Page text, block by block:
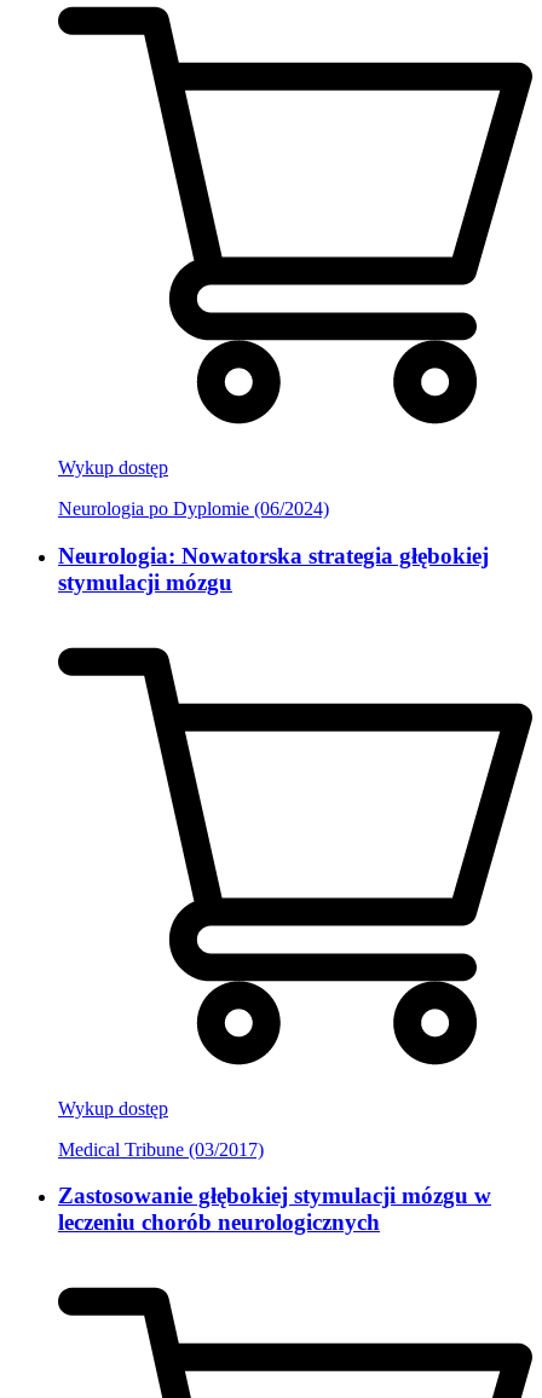
Wykup dostęp
Neurologia po Dyplomie (06/2024)
Neurologia: Nowatorska strategia głębokiej
stymulacji mózgu
Wykup dostęp
Medical Tribune (03/2017)
Zastosowanie głębokiej stymulacji mózgu w
leczeniu chorób neurologicznych